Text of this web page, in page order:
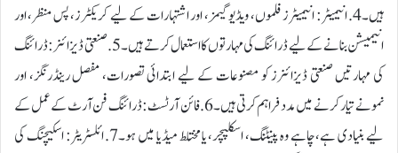
ہیں۔4. انیمیٹر: انیمیٹرز فلموں، ویڈیو گیمز، اور اشتہارات کے لیے کریکٹرز، پس منظر، اور
انیمیشن بنانے کے لیے ڈرائنگ کی مہارتوں کا استعمال کرتے ہیں۔5. صنعتی ڈیزائنر: ڈرائنگ
کی مہارتیں صنعتی ڈیزائنرز کو مصنوعات کے لیے ابتدائی تصورات، مفصل رینڈرنگز، اور
نمونے تیار کرنے میں مدد فراہم کرتی ہیں۔6. فائن آرٹسٹ: ڈرائنگ فن آرٹ کے عمل کے
لیے بنیادی ہے، چاہے وہ پینٹنگ، اسکلپچر، یا مختلط میڈیا میں ہو۔7. ائلسٹریٹر: اسکیچنگ کی